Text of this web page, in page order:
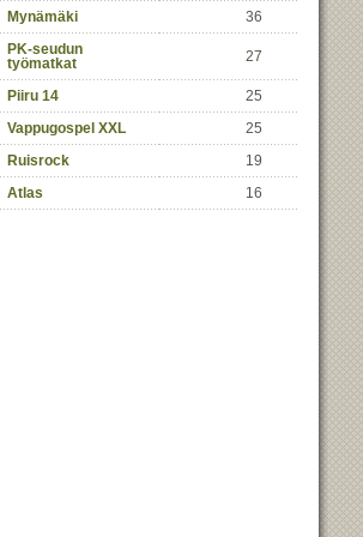
Mynämäki 36
PK-seudun
työmatkat
27
Piiru 14
25
Vappugospel XXL
25
Ruisrock
19
Atlas 16